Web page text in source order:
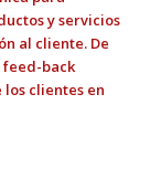
y servicios
al cliente. De
feed-back
clientes en